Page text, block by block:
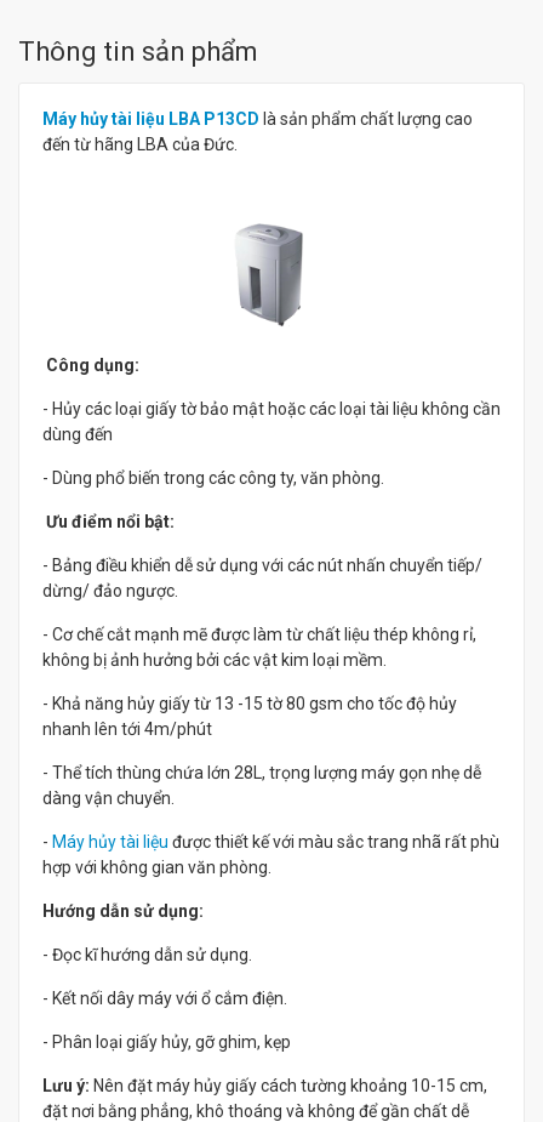
Thông tin sản phẩm
Máy hủy tài liệu LBA P13CD là sản phẩm chất lượng cao
đến từ hãng LBA của Đức.
Công dụng:
- Hủy các loại giấy tờ bảo mật hoặc các loại tài liệu không cần
dùng đến
- Dùng phổ biến trong các công ty, văn phòng.
Ưu điểm nổi bật:
- Bảng điều khiển dễ sử dụng với các nút nhấn chuyển tiếp/
dừng/ đảo ngược.
- Cơ chế cắt mạnh mẽ được làm từ chất liệu thép không rỉ,
không bị ảnh hưởng bởi các vật kim loại mềm.
- Khả năng hủy giấy từ 13 -15 tờ 80 gsm cho tốc độ hủy
nhanh lên tới 4m/phút
- Thể tích thùng chứa lớn 28L, trọng lượng máy gọn nhẹ dễ
dàng vận chuyển.
- Máy hủy tài liệu được thiết kế với màu sắc trang nhã rất phù
hợp với không gian văn phòng.
Hướng dẫn sử dụng:
- Đọc kĩ hướng dẫn sử dụng.
- Kết nối dây máy với ổ cắm điện.
- Phân loại giấy hủy, gỡ ghim, kẹp
Lưu ý: Nên đặt máy hủy giấy cách tường khoảng 10-15 cm,
đặt nơi bằng phẳng, khô thoáng và không để gần chất dễ